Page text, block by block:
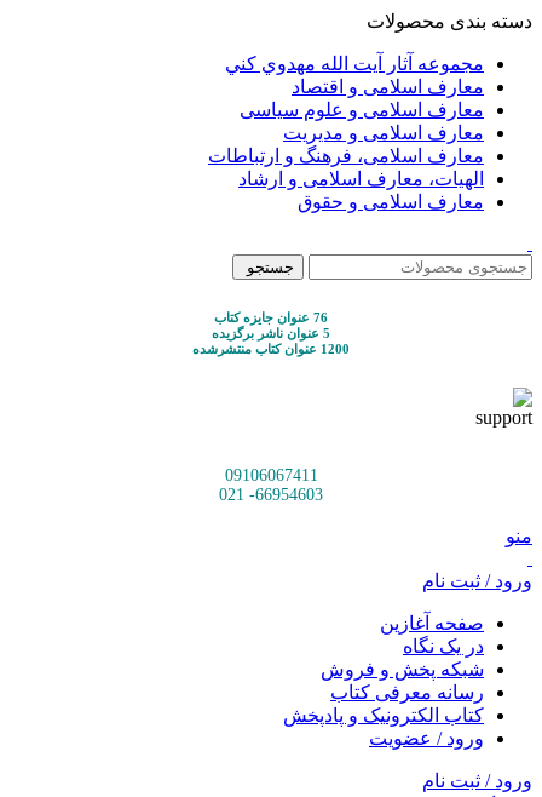
دسته بندی محصولات
مجموعه آثار آيت الله مهدوي كني
معارف اسلامی و اقتصاد
معارف اسلامی و علوم سیاسی
معارف اسلامی و مدیریت
معارف اسلامی، فرهنگ و ارتباطات
الهیات، معارف اسلامی و ارشاد
معارف اسلامی و حقوق
جستجو
76 عنوان جایزه کتاب
5 عنوان ناشر برگزیده
1200 عنوان کتاب منتشرشده
09106067411
66954603- 021
منو
ورود / ثبت نام
صفحه آغازین
در یک نگاه
شبکه پخش و فروش
رسانه معرفی کتاب
کتاب الکترونیک و پادپخش
ورود / عضویت
ورود / ثبت نام